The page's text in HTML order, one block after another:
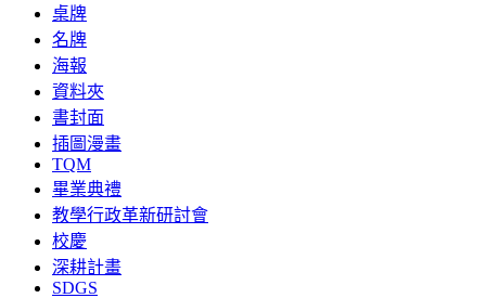
桌牌
名牌
海報
資料夾
書封面
插圖漫畫
TQM
畢業典禮
教學行政革新研討會
校慶
深耕計畫
SDGS